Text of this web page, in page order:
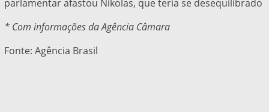
parlamentar afastou Nikolas, que teria se desequilibrado
* Com informações da Agência Câmara
Fonte: Agência Brasil